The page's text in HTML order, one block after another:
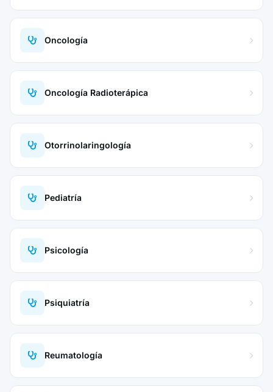
Oncología
Oncología Radioterápica
Otorrinolaringología
Pediatría
Psicología
Psiquiatría
Reumatología